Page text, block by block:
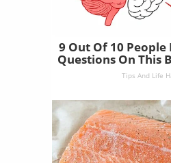
9 Out Of 10 People
Questions On This
Tips And Life